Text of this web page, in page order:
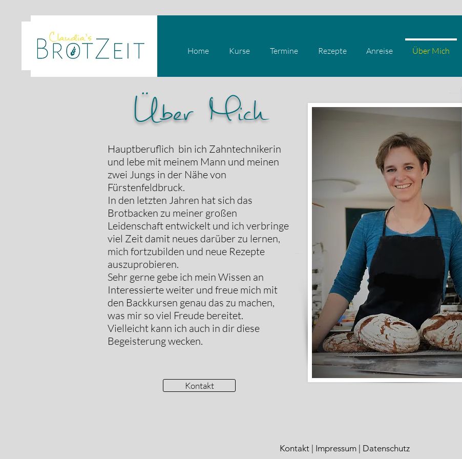
Home Kurse Termine Rezepte Anreise Über Mich
Über Mich
Hauptberuflich bin ich Zahntechnikerin
und lebe mit meinem Mann und meinen
zwei Jungs in der Nähe von
Fürstenfeldbruck.
In den letzten Jahren hat sich das
Brotbacken zu meiner großen
Leidenschaft entwickelt und ich verbringe
viel Zeit damit neues darüber zu lernen,
mich fortzubilden und neue Rezepte
auszuprobieren.
Sehr gerne gebe ich mein Wissen an
Interessierte weiter und freue mich mit
den Backkursen genau das zu machen,
was mir so viel Freude bereitet.
Vielleicht kann ich auch in dir diese
Begeisterung wecken.
Kontakt
Kontakt| Impressum| Datenschutz